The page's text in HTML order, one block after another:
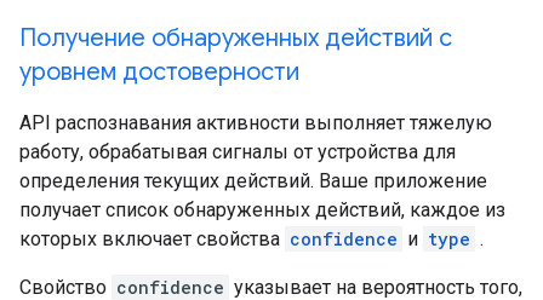
Получение обнаруженных действий с
уровнем достоверности
API распознавания активности выполняет тяжелую
работу, обрабатывая сигналы от устройства для
определения текущих действий. Ваше приложение
получает список обнаруженных действий, каждое из
которых включает свойства confidence и type .
Свойство confidence указывает на вероятность того,